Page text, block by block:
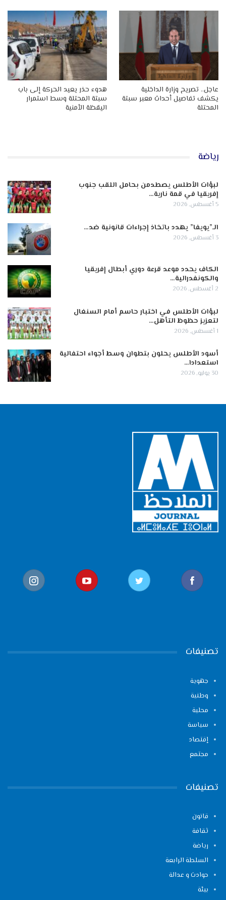
عاجل.. تصريح وزارة الداخلية
يكشف تفاصيل أحداث معبر سبتة
المحتلة
هدوء حذر يعيد الحركة إلى باب
سبتة المحتلة وسط استمرار
اليقظة الأمنية
رياضة
لبؤات الأطلس يصطدمن بحامل اللقب جنوب
إفريقيا في قمة نارية…
5 أغسطس, 2026
الـ”يويفا” يهدد باتخاذ إجراءات قانونية ضد…
3 أغسطس, 2026
الكاف يحدد موعد قرعة دوري أبطال إفريقيا
والكونفدرالية…
2 أغسطس, 2026
لبؤات الأطلس في اختبار حاسم أمام السنغال
لتعزيز حظوظ التأهل…
1 أغسطس, 2026
أسود الأطلس يحلون بتطوان وسط أجواء احتفالية
استعدادا…
30 يوليو, 2026
تصنيفات
جهوية
وطنية
محلية
سياسة
إقتصاد
مجتمع
تصنيفات
قانون
ثقافة
رياضة
السلطة الرابعة
حوادث و عدالة
بيئة